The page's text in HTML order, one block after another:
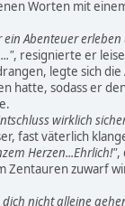
Worten mit
Abenteuer
, resignierte er
legte sich
hatte, sodass er
wirklich
fast väterlich
Herzen...Ehrlich!",
Zentauren zuwarf
nicht alleine